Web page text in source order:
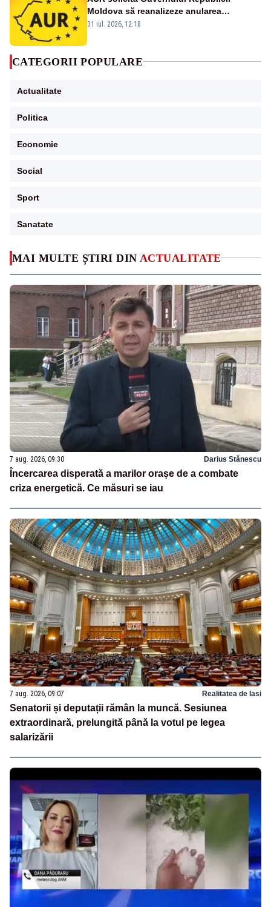
MAI MULTE ȘTIRI DIN ACTUALITATE
7 aug. 2026, 09:30 Darius Stănescu
Încercarea disperată a marilor orașe de a combate
criza energetică. Ce măsuri se iau
7 aug. 2026, 09:07 Realitatea de Iasi
Senatorii și deputații rămân la muncă. Sesiunea
extraordinară, prelungită până la votul pe legea
salarizării
Moldova să reanalizeze anularea
concertului de Ziua Limbii Române
31 iul. 2026, 12:18
CATEGORII POPULARE
Actualitate
Politica
Economie
Social
Sport
Sanatate